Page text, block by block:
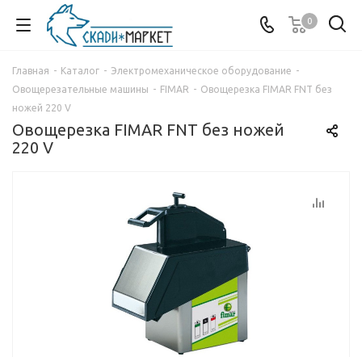
0
Главная - Каталог - Электромеханическое оборудование -
Овощерезательные машины - FIMAR - Овощерезка FIMAR FNT без
ножей 220 V
Овощерезка FIMAR FNT без ножей
220 V